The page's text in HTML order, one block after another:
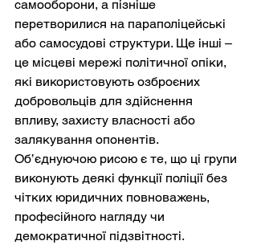
самооборони, а пізніше
перетворилися на параполіцейські
або самосудові структури. Ще інші –
це місцеві мережі політичної опіки,
які використовують озброєних
добровольців для здійснення
впливу, захисту власності або
залякування опонентів.
Об’єднуючою рисою є те, що ці групи
виконують деякі функції поліції без
чітких юридичних повноважень,
професійного нагляду чи
демократичної підзвітності.